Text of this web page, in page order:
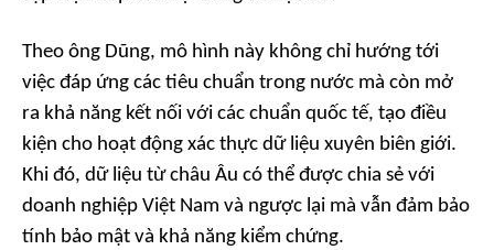
Theo ông Dũng, mô hình này không chỉ hướng tới
việc đáp ứng các tiêu chuẩn trong nước mà còn mở
ra khả năng kết nối với các chuẩn quốc tế, tạo điều
kiện cho hoạt động xác thực dữ liệu xuyên biên giới.
Khi đó, dữ liệu từ châu Âu có thể được chia sẻ với
doanh nghiệp Việt Nam và ngược lại mà vẫn đảm bảo
tính bảo mật và khả năng kiểm chứng.